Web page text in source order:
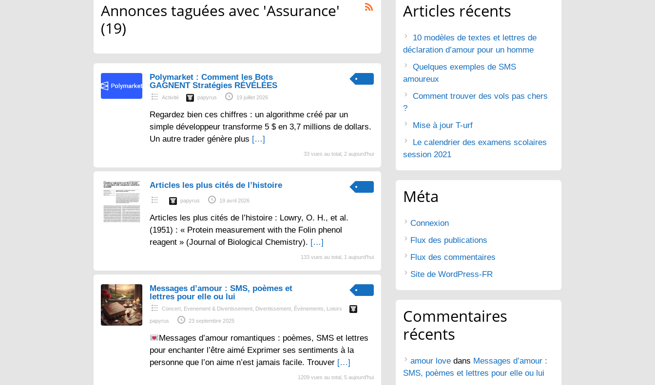
Annonces taguées avec 'Assurance'
(19)
Polymarket : Comment les Bots
GAGNENT Stratégies RÉVÉLÉES
Activité papyrus 19 juillet 2026
Regardez bien ces chiffres : un algorithme créé par un
simple développeur transforme 5 $ en 3,7 millions de dollars.
Un autre trader génère plus […]
33 vues au total, 2 aujourd'hui
Articles les plus cités de l’histoire
papyrus 19 avril 2026
Articles les plus cités de l’histoire : Lowry, O. H., et al.
(1951) : « Protein measurement with the Folin phenol
reagent » (Journal of Biological Chemistry). […]
133 vues au total, 1 aujourd'hui
Messages d’amour : SMS, poèmes et
lettres pour elle ou lui
Concert, Evenement & Divertissement Divertissement Événements Loisirs
papyrus 23 septembre 2025
Messages d’amour romantiques : poèmes, SMS et lettres
pour enchanter l’être aimé Exprimer ses sentiments à la
personne que l’on aime n’est jamais facile. Trouver […]
1209 vues au total, 5 aujourd'hui
Articles récents
10 modèles de textes et lettres de
déclaration d’amour pour un homme
Quelques exemples de SMS
amoureux
Comment trouver des vols pas chers
?
Mise à jour T-urf
Le calendrier des examens scolaires
session 2021
Méta
Connexion
Flux des publications
Flux des commentaires
Site de WordPress-FR
Commentaires
récents
amour love dans Messages d’amour :
SMS, poèmes et lettres pour elle ou lui